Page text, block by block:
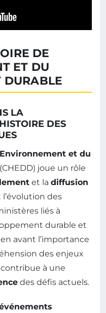
DE
ET DU
DURABLE
LA
DES
et du
(CHEDD) joue un rôle
et la diffusion
des
liés à
durable et
avant l’importance
des enjeux
à une
des défis actuels.